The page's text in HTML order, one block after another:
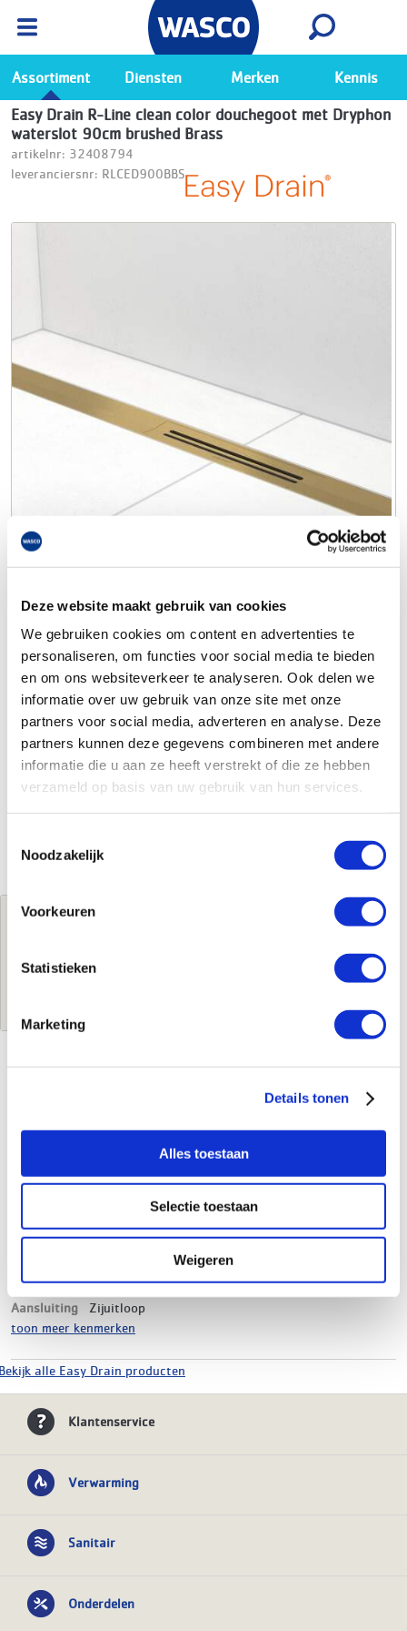
Deze website maakt gebruik van cookies
We gebruiken cookies om content en advertenties te
personaliseren, om functies voor social media te bieden
en om ons websiteverkeer te analyseren. Ook delen we
informatie over uw gebruik van onze site met onze
partners voor social media, adverteren en analyse. Deze
partners kunnen deze gegevens combineren met andere
informatie die u aan ze heeft verstrekt of die ze hebben
verzameld op basis van uw gebruik van hun services.
Noodzakelijk
Voorkeuren
Statistieken
Marketing
Details tonen
Alles toestaan
Selectie toestaan
Weigeren
Ga naar de Wasco app
Bekijk
Assortiment Diensten Merken Kennis
Easy Drain R-Line clean color douchegoot met Dryphon
waterslot 90cm brushed Brass
artikelnr: 32408794
leveranciersnr: RLCED900BBS
Jouw brutoprijs
Merk
Easy Drain
RLCED900BBS
Product soort
Douchegoot
R-line clean
Materiaal
RVS
Breedte
60 mm
Aansluiting
Zijuitloop
toon meer kenmerken
alle Easy Drain producten
Klantenservice
Verwarming
Sanitair
Onderdelen